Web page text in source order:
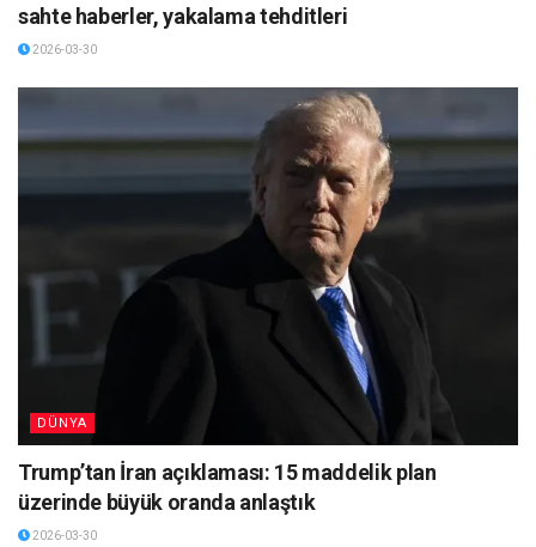
sahte haberler, yakalama tehditleri
2026-03-30
DÜNYA
Trump’tan İran açıklaması: 15 maddelik plan
üzerinde büyük oranda anlaştık
2026-03-30